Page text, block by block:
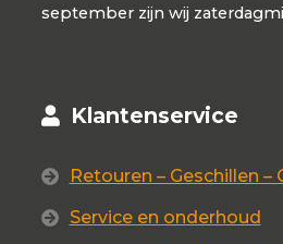
september zijn wij
Klantenservice
Retouren – Geschillen –
Service en onderhoud